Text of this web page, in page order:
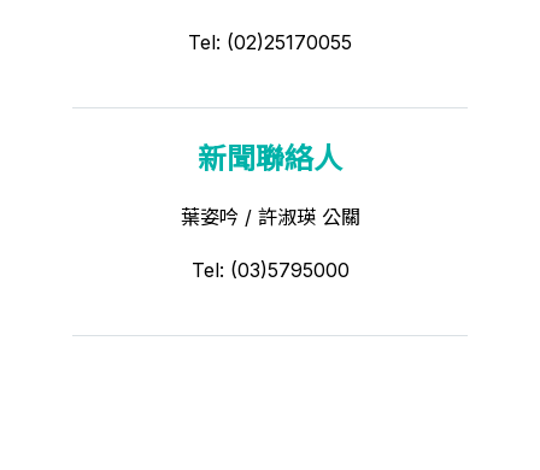
Tel: (02)25170055
新聞聯絡人
葉姿吟 / 許淑瑛 公關
Tel: (03)5795000